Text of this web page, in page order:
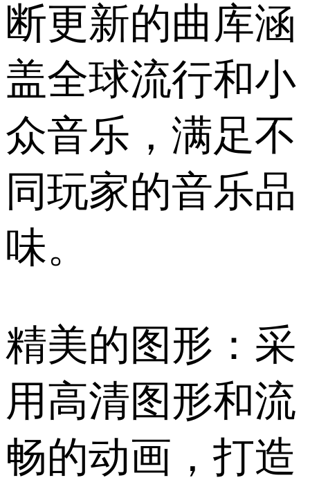
断更新的曲库涵
盖全球流行和小
众音乐，满足不
同玩家的音乐品
味。
精美的图形：采
用高清图形和流
畅的动画，打造